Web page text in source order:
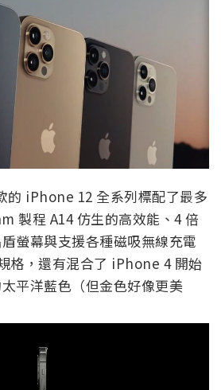
的 iPhone 12 全系列標配了最多
製程 A14 仿生的高效能、4 倍
螢幕與支援各種磁吸無線充電
格，還有混合了 iPhone 4 開始
平洋藍色（但金色好像更美